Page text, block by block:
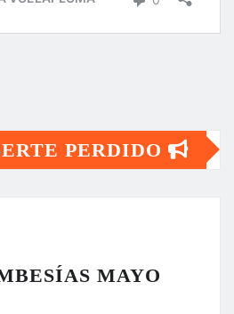
PERDIDO
MAYO